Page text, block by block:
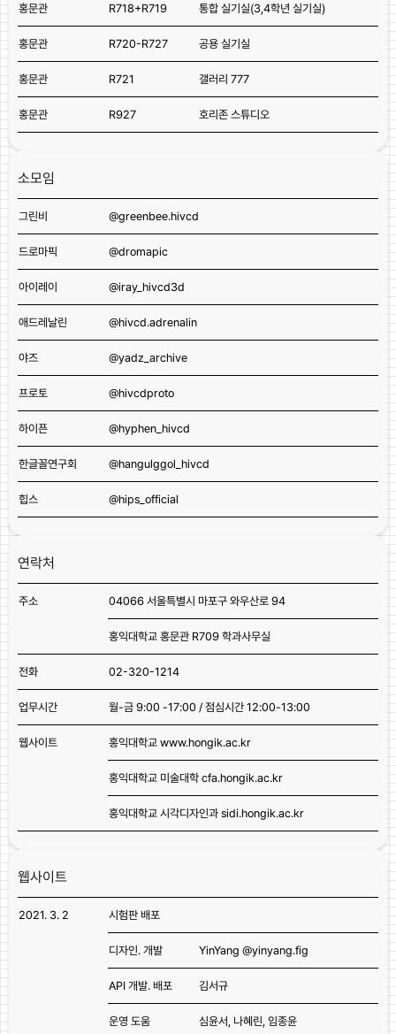
홍문관 R718+R719 통합 실기실(3,4학년 실기실)
홍문관 R720-R727 공용 실기실
홍문관 R721 갤러리 777
홍문관 R927 호리존 스튜디오
소모임
그린비 @greenbee.hivcd
드로마픽 @dromapic
아이레이 @iray_hivcd3d
애드레날린 @hivcd.adrenalin
야즈 @yadz_archive
프로토 @hivcdproto
하이픈 @hyphen_hivcd
한글꼴연구회 @hangulggol_hivcd
힙스 @hips_official
연락처
주소 04066 서울특별시 마포구 와우산로 94
홍익대학교 홍문관 R709 학과사무실
전화 02-320-1214
업무시간 월-금 9:00 -17:00 / 점심시간 12:00-13:00
웹사이트 홍익대학교 www.hongik.ac.kr
홍익대학교 미술대학 cfa.hongik.ac.kr
홍익대학교 시각디자인과 sidi.hongik.ac.kr
웹사이트
2021. 3. 2 시험판 배포
디자인. 개발 YinYang @yinyang.fig
API 개발. 배포 김서규
운영 도움 심윤서, 나혜린, 임종윤